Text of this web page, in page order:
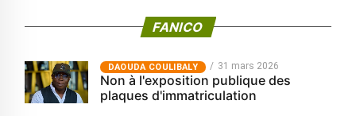
FANICO
‎DAOUDA COULIBALY 31 mars 2026
Non à l'exposition publique des
plaques d'immatriculation